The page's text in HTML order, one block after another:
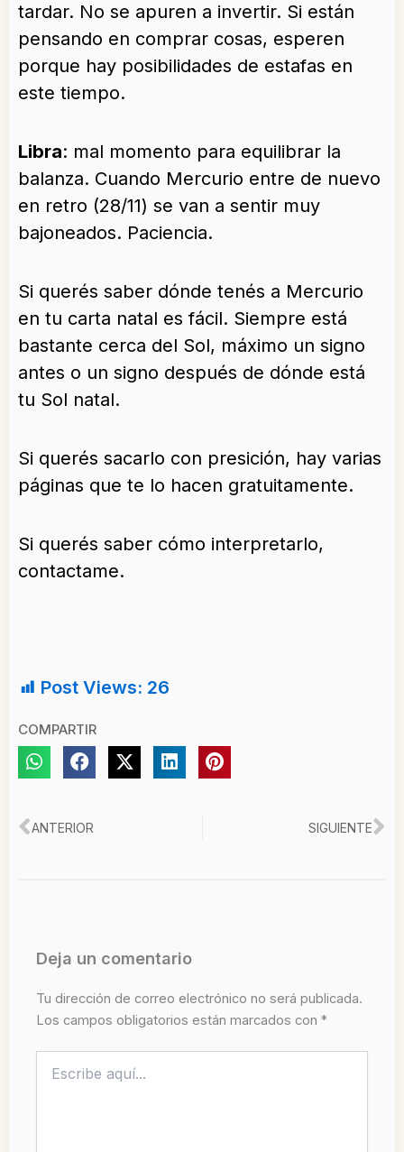
tardar. No se apuren a invertir. Si están
pensando en comprar cosas, esperen
porque hay posibilidades de estafas en
este tiempo.
Libra: mal momento para equilibrar la
balanza. Cuando Mercurio entre de nuevo
en retro (28/11) se van a sentir muy
bajoneados. Paciencia.
Si querés saber dónde tenés a Mercurio
en tu carta natal es fácil. Siempre está
bastante cerca del Sol, máximo un signo
antes o un signo después de dónde está
tu Sol natal.
Si querés sacarlo con presición, hay varias
páginas que te lo hacen gratuitamente.
Si querés saber cómo interpretarlo,
contactame.
Post Views: 26
COMPARTIR
Ant
ANTERIOR SIGUIENTE
Deja un comentario
Tu dirección de correo electrónico no será publicada.
Los campos obligatorios están marcados con *
aquí...